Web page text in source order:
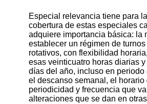
Especial relevancia tiene para
cobertura de estas especiales
adquiere importancia básica: la
establecer un régimen de
rotativos, con flexibilidad
esas veinticuatro horas diarias
días del año, incluso en
el descanso semanal, el horario
periodicidad y frecuencia que
alteraciones que se dan en